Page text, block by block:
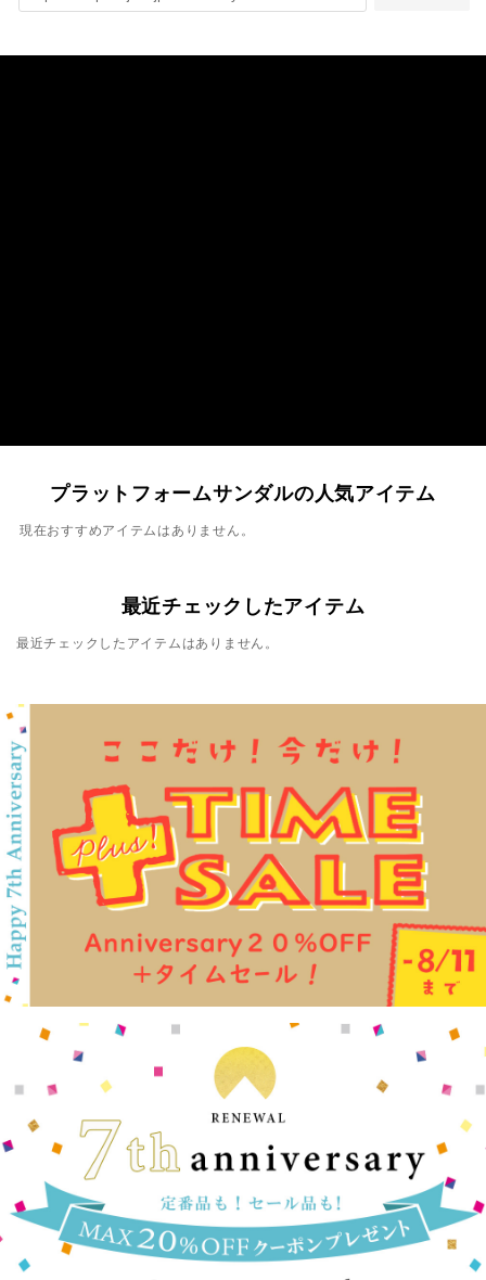
プラットフォームサンダルの人気アイテム
現在おすすめアイテムはありません。
最近チェックしたアイテム
最近チェックしたアイテムはありません。